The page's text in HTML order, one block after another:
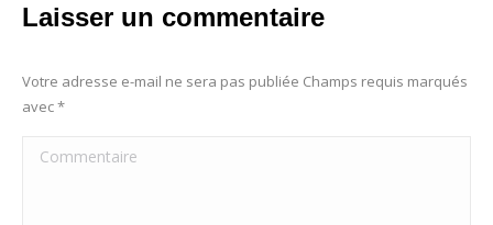
Laisser un commentaire
Votre adresse e-mail ne sera pas publiée Champs requis marqués
avec*
Commentaire